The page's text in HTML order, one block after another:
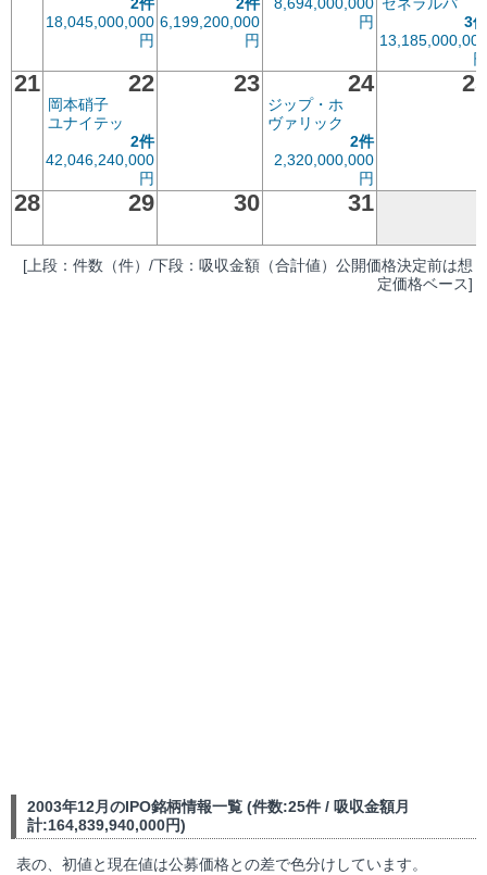
18,045,000,000
円
6,199,200,000
円
円
3件
13,185,000,000
円
21 22
岡本硝子
ユナイテッ
2件
42,046,240,000
円
23 24
ジップ・ホ
ヴァリック
2件
2,320,000,000
円
25
28 29 30 31
[上段：件数（件）/下段：吸収金額（合計値）公開価格決定前は想
定価格ベース]
2003年12月のIPO銘柄情報一覧 (件数:25件 / 吸収金額月
計:164,839,940,000円)
表の、初値と現在値は公募価格との差で色分けしています。